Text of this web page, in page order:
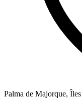
Palma de Majorque,